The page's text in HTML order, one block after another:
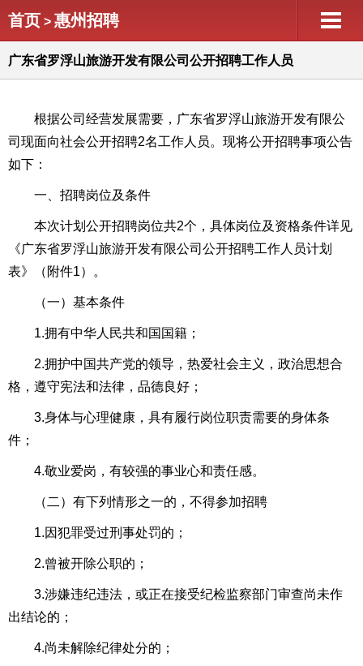
首页 > 惠州招聘
广东省罗浮山旅游开发有限公司公开招聘工作人员
根据公司经营发展需要，广东省罗浮山旅游开发有限公
司现面向社会公开招聘2名工作人员。现将公开招聘事项公告
如下：
一、招聘岗位及条件
本次计划公开招聘岗位共2个，具体岗位及资格条件详见
《广东省罗浮山旅游开发有限公司公开招聘工作人员计划
表》（附件1）。
（一）基本条件
1.拥有中华人民共和国国籍；
2.拥护中国共产党的领导，热爱社会主义，政治思想合
格，遵守宪法和法律，品德良好；
3.身体与心理健康，具有履行岗位职责需要的身体条
件；
4.敬业爱岗，有较强的事业心和责任感。
（二）有下列情形之一的，不得参加招聘
1.因犯罪受过刑事处罚的；
2.曾被开除公职的；
3.涉嫌违纪违法，或正在接受纪检监察部门审查尚未作
出结论的；
4.尚未解除纪律处分的；